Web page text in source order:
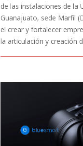
de las instalaciones de la
Guanajuato, sede Marfil
el crear y fortalecer
la articulación y creación